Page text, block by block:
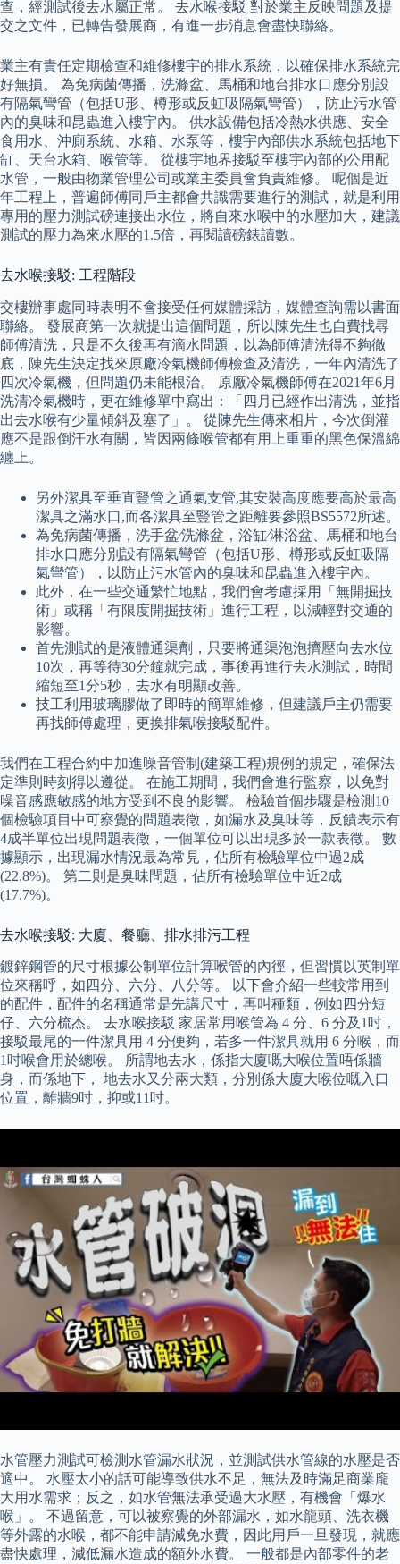
查，經測試後去水屬正常。 去水喉接駁 對於業主反映問題及提
交之文件，已轉告發展商，有進一步消息會盡快聯絡。
業主有責任定期檢查和維修樓宇的排水系統，以確保排水系統完
好無損。 為免病菌傳播，洗滌盆、馬桶和地台排水口應分別設
有隔氣彎管（包括U形、樽形或反虹吸隔氣彎管），防止污水管
內的臭味和昆蟲進入樓宇內。 供水設備包括冷熱水供應、安全
食用水、沖廁系統、水箱、水泵等，樓宇內部供水系統包括地下
缸、天台水箱、喉管等。 從樓宇地界接駁至樓宇內部的公用配
水管，一般由物業管理公司或業主委員會負責維修。 呢個是近
年工程上，普遍師傅同戶主都會共識需要進行的測試，就是利用
專用的壓力測試磅連接出水位，將自來水喉中的水壓加大，建議
測試的壓力為來水壓的1.5倍，再閱讀磅錶讀數。
去水喉接駁: 工程階段
交樓辦事處同時表明不會接受任何媒體採訪，媒體查詢需以書面
聯絡。 發展商第一次就提出這個問題，所以陳先生也自費找尋
師傅清洗，只是不久後再有滴水問題，以為師傅清洗得不夠徹
底，陳先生決定找來原廠冷氣機師傅檢查及清洗，一年內清洗了
四次冷氣機，但問題仍未能根治。 原廠冷氣機師傅在2021年6月
洗清冷氣機時，更在維修單中寫出：「四月已經作出清洗，並指
出去水喉有少量傾斜及塞了」。 從陳先生傳來相片，今次倒灌
應不是跟倒汗水有關，皆因兩條喉管都有用上重重的黑色保溫綿
纏上。
另外潔具至垂直豎管之通氣支管,其安裝高度應要高於最高
潔具之滿水口,而各潔具至豎管之距離要參照BS5572所述。
為免病菌傳播，洗手盆∕洗滌盆，浴缸∕淋浴盆、馬桶和地台
排水口應分別設有隔氣彎管（包括U形、樽形或反虹吸隔
氣彎管），以防止污水管內的臭味和昆蟲進入樓宇內。
此外，在一些交通繁忙地點，我們會考慮採用「無開掘技
術」或稱「有限度開掘技術」進行工程，以減輕對交通的
影響。
首先測試的是液體通渠劑，只要將通渠泡泡擠壓向去水位
10次，再等待30分鐘就完成，事後再進行去水測試，時間
縮短至1分5秒，去水有明顯改善。
技工利用玻璃膠做了即時的簡單維修，但建議戶主仍需要
再找師傅處理，更換排氣喉接駁配件。
我們在工程合約中加進噪音管制(建築工程)規例的規定，確保法
定準則時刻得以遵從。 在施工期間，我們會進行監察，以免對
噪音感應敏感的地方受到不良的影響。 檢驗首個步驟是檢測10
個檢驗項目中可察覺的問題表徵，如漏水及臭味等，反饋表示有
4成半單位出現問題表徵，一個單位可以出現多於一款表徵。 數
據顯示，出現漏水情況最為常見，佔所有檢驗單位中過2成
(22.8%)。 第二則是臭味問題，佔所有檢驗單位中近2成
(17.7%)。
去水喉接駁: 大廈、餐廳、排水排污工程
鍍鋅鋼管的尺寸根據公制單位計算喉管的內徑，但習慣以英制單
位來稱呼，如四分、六分、八分等。 以下會介紹一些較常用到
的配件，配件的名稱通常是先講尺寸，再叫種類，例如四分短
仔、六分梳杰。 去水喉接駁 家居常用喉管為 4 分、6 分及1吋，
接駁最尾的一件潔具用 4 分便夠，若多一件潔具就用 6 分喉，而
1吋喉會用於總喉。 所謂地去水，係指大廈嘅大喉位置唔係牆
身，而係地下， 地去水又分兩大類，分別係大廈大喉位嘅入口
位置，離牆9吋，抑或11吋。
水管壓力測試可檢測水管漏水狀況，並測試供水管線的水壓是否
適中。 水壓太小的話可能導致供水不足，無法及時滿足商業龐
大用水需求；反之，如水管無法承受過大水壓，有機會「爆水
喉」。 不過留意，可以被察覺的外部漏水，如水龍頭、洗衣機
等外露的水喉，都不能申請減免水費，因此用戶一旦發現，就應
盡快處理，減低漏水造成的額外水費。 一般都是內部零件的老